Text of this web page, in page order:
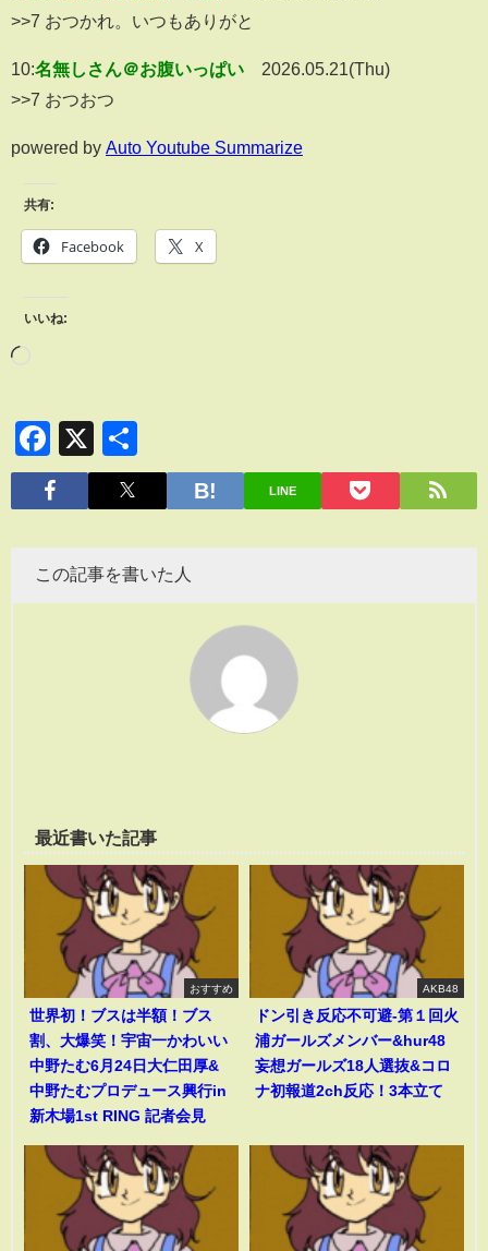
>>7 おつかれ。いつもありがと
10:名無しさん＠お腹いっぱい
2026.05.21(Thu)
>>7 おつおつ
powered by Auto Youtube Summarize
共有:
Facebook X
いいね:
Facebook
X
有
LINE
この記事を書いた人
最近書いた記事
おすすめ
世界初！ブスは半額！ブス
割、大爆笑！宇宙一かわいい
中野たむ6月24日大仁田厚&
中野たむプロデュース興行in
新木場1st RING 記者会見
AKB48
ドン引き反応不可避-第１回火
浦ガールズメンバー&hur48
妄想ガールズ18人選抜&コロ
ナ初報道2ch反応！3本立て